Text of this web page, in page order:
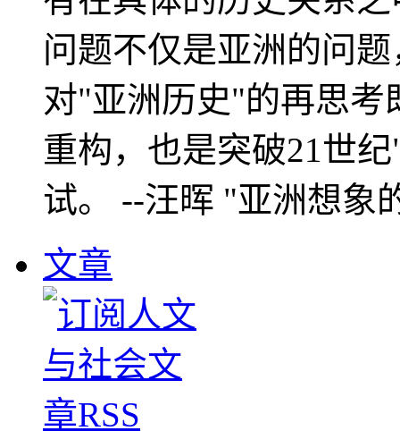
问题不仅是亚洲的问
对"亚洲历史"的再思考
重构，也是突破21世
试。 --汪晖 "亚洲想象
文章